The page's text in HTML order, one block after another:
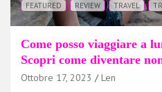
FEATURED REVIEW TRAVEL
Come posso viaggiare a
Scopri come diventare
Ottobre 17, 2023 Len